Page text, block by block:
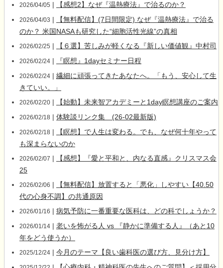
2026/04/05 | 【感想2】なぜ『温熱療法』で治るのか？
2026/04/03 |
【無料配信】(7日間限定) なぜ『温熱療法』で治る
のか？ 米国NASAも研究した“細胞活性光線”の真相
2026/02/25 | 【６選】苦しみが軽くなる『新しい価値観』中村司
2026/02/24| 『瞑想』1dayセミナー日程
2026/02/24| 繊細に頑張ってきたあなたへ。「もう、安心して生
きていい。」
2026/02/20| 【始動】未来智アカデミーと1day瞑想講座のご案内
2026/02/18 | 体験談リンク集 (26-02最新版)
2026/02/18 |
【瞑想】で人生は変わる。でも、なぜ何十年やって
も深まらないのか
2026/02/07 |
【感想】『愛と平和と、内なる直感』クリスマス会
25
2026/02/06 |
【無料配信】放置すると「悪化」しやすい【40.50
代の心身不調】の共通原因
2026/01/16 | 病気予防に一番重要な医科は、どの科でしょうか？
2026/01/14| 老いを怖がる人 vs 『静かに準備する人』（あと10
年をどう使うか）
2025/12/24| 今月のテーマ【良い歯科医の選び方、見分け方】